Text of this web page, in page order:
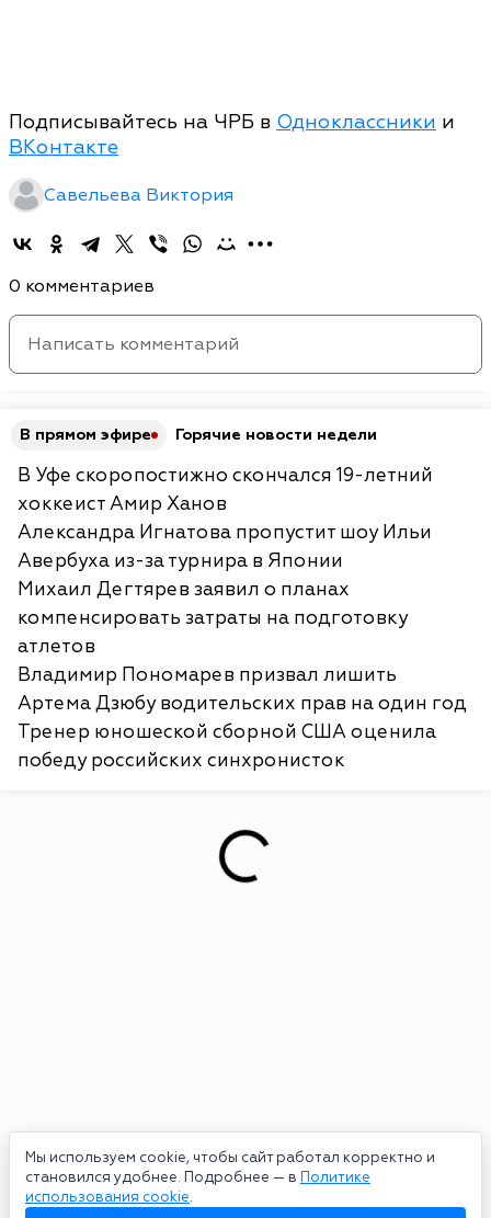
Мы используем cookie, чтобы сайт работал корректно и
становился удобнее. Подробнее — в Политике
использования cookie.
Подписывайтесь на ЧРБ в Одноклассники и
ВКонтакте
Савельева Виктория
0 комментариев
В прямом эфире Горячие новости недели
В Уфе скоропостижно скончался 19-летний
хоккеист Амир Ханов
Александра Игнатова пропустит шоу Ильи
Авербуха из-за турнира в Японии
Михаил Дегтярев заявил о планах
компенсировать затраты на подготовку
атлетов
Владимир Пономарев призвал лишить
Артема Дзюбу водительских прав на один год
Тренер юношеской сборной США оценила
победу российских синхронисток